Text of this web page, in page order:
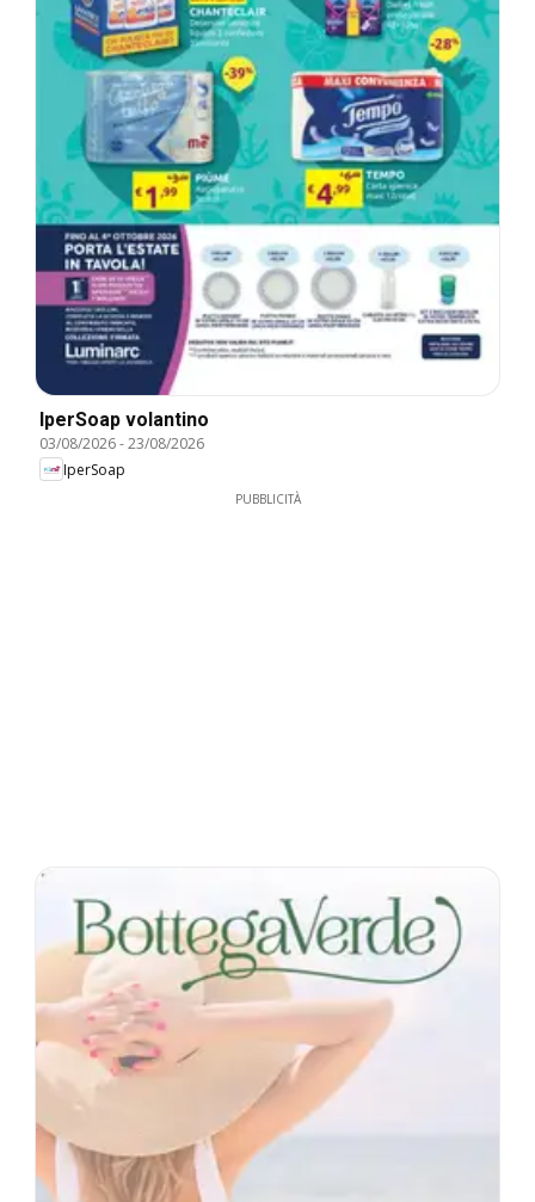
IperSoap volantino
03/08/2026-23/08/2026
IperSoap
PUBBLICITÀ